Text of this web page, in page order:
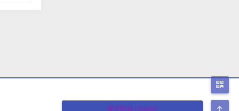
接受所有 COOKIE